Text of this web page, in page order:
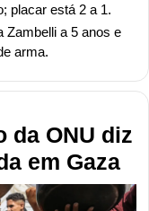
placar está 2 a 1.
Zambelli a 5 anos e
arma.
da ONU diz
em Gaza